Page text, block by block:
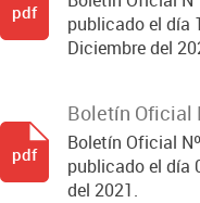
publicado el día
Diciembre del
pdf
Boletín Oficial
Boletín Oficial
publicado el día
del 2021.
pdf